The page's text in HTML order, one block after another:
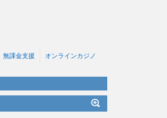
無課金支援 オンラインカジノ